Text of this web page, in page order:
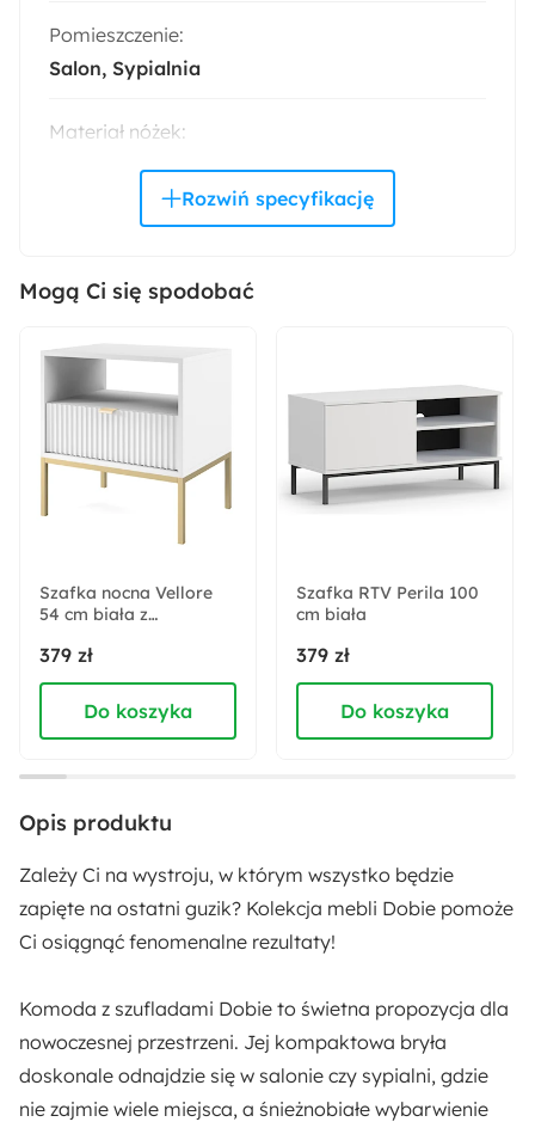
Pomieszczenie:
Salon Sypialnia
Materiał nóżek:
Tworzywo sztuczne
Materiał frontów:
Płyta HDF Płyta wiórowa laminowana
Wysokość:
94 cm
Szerokość:
80.1 cm
Liczba szuflad:
4
Kolor frontów:
Biały
Kolor korpusu:
Biały
Styl:
Nowoczesny Skandynawski
Zabezpieczenie obrzeży:
Mogą Ci się spodobać
Szafka nocna Vellore
54 cm biała z
złotym stelażem
379 zł
Do koszyka
Szafka RTV Perila 100
cm biała
379 zł
Do koszyka
Opis produktu
Zależy Ci na wystroju, w którym wszystko będzie
zapięte na ostatni guzik? Kolekcja mebli Dobie pomoże
Ci osiągnąć fenomenalne rezultaty!
Komoda z szufladami Dobie to świetna propozycja dla
nowoczesnej przestrzeni. Jej kompaktowa bryła
doskonale odnajdzie się w salonie czy sypialni, gdzie
nie zajmie wiele miejsca, a śnieżnobiałe wybarwienie